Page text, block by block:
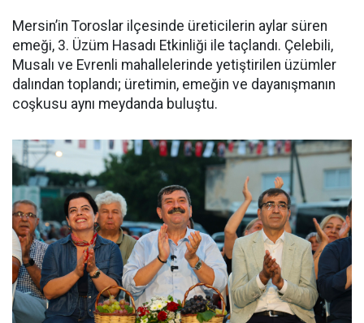
Mersin’in Toroslar ilçesinde üreticilerin aylar süren
emeği, 3. Üzüm Hasadı Etkinliği ile taçlandı. Çelebili,
Musalı ve Evrenli mahallelerinde yetiştirilen üzümler
dalından toplandı; üretimin, emeğin ve dayanışmanın
coşkusu aynı meydanda buluştu.